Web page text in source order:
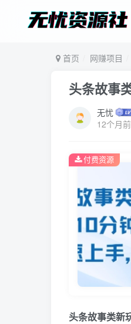
首页 网赚项目
头条故事
无忧
12个月
付费资源
头条故事类新